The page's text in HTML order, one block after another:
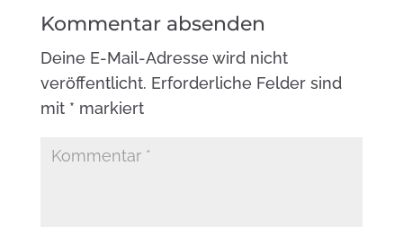
Kommentar absenden
Deine E-Mail-Adresse wird nicht
veröffentlicht. Erforderliche Felder sind
mit * markiert